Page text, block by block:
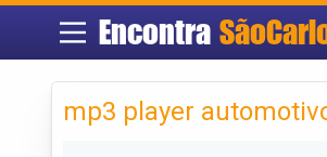
Encontra
mp3 player